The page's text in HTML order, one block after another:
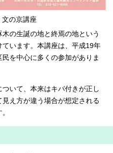
の京講座
の生誕の地と終焉の地という
います。本講座は、平成19年
を中心に多くの参加がありま
いて、本来はキバ付きが正し
え方が違う場合が想定される